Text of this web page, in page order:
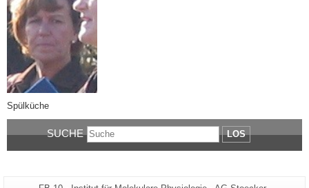
Spülküche
SUCHE LOS